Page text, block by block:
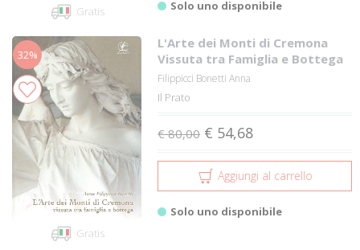
Gratis Solo uno disponibile
32%
Gratis
L'Arte dei Monti di Cremona
Vissuta tra Famiglia e Bottega
Filippicci Bonetti Anna
Il Prato
€ 80,00 € 54,68
Aggiungi al carrello
Solo uno disponibile